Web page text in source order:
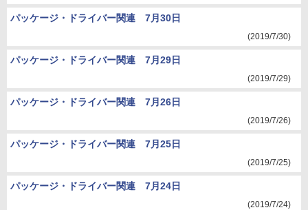
パッケージ・ドライバー関連 7月30日
(2019/7/30)
パッケージ・ドライバー関連 7月29日
(2019/7/29)
パッケージ・ドライバー関連 7月26日
(2019/7/26)
パッケージ・ドライバー関連 7月25日
(2019/7/25)
パッケージ・ドライバー関連 7月24日
(2019/7/24)